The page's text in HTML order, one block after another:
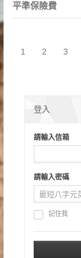
平準保險費
1 2 3
登入
請輸入信箱
請輸入密碼
記住我